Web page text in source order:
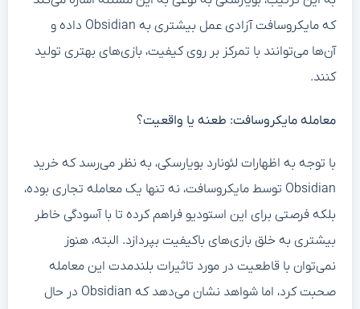
که مایکروسافت آزادی عمل بیشتری به Obsidian داده و
آن‌ها می‌توانند با تمرکز بر روی کیفیت، بازی‌های بهتری تولید
کنند.
معامله مایکروسافت: طعنه یا واقعیت؟
با توجه به اظهارات لئونارد بویارسکی، به نظر می‌رسد که خرید
Obsidian توسط مایکروسافت، نه تنها یک معامله تجاری بوده،
بلکه فرصتی برای این استودیو فراهم کرده تا با آسودگی خاطر
بیشتری به خلق بازی‌های باکیفیت بپردازد. البته، هنوز
نمی‌توان با قاطعیت در مورد تاثیرات بلندمدت این معامله
صحبت کرد، اما شواهد نشان می‌دهد که Obsidian در حال